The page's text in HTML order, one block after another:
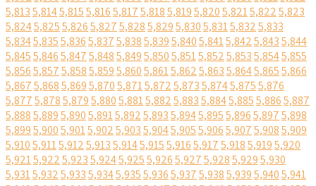
5,8135,8145,8155,8165,8175,8185,8195,8205,8215,8225,823
5,8245,8255,8265,8275,8285,8295,8305,8315,8325,833
5,8345,8355,8365,8375,8385,8395,8405,8415,8425,8435,844
5,8455,8465,8475,8485,8495,8505,8515,8525,8535,8545,855
5,8565,8575,8585,8595,8605,8615,8625,8635,8645,8655,866
5,8675,8685,8695,8705,8715,8725,8735,8745,8755,876
5,8775,8785,8795,8805,8815,8825,8835,8845,8855,8865,887
5,8885,8895,8905,8915,8925,8935,8945,8955,8965,8975,898
5,8995,9005,9015,9025,9035,9045,9055,9065,9075,9085,909
5,9105,9115,9125,9135,9145,9155,9165,9175,9185,9195,920
5,9215,9225,9235,9245,9255,9265,9275,9285,9295,930
5,9315,9325,9335,9345,9355,9365,9375,9385,9395,9405,941